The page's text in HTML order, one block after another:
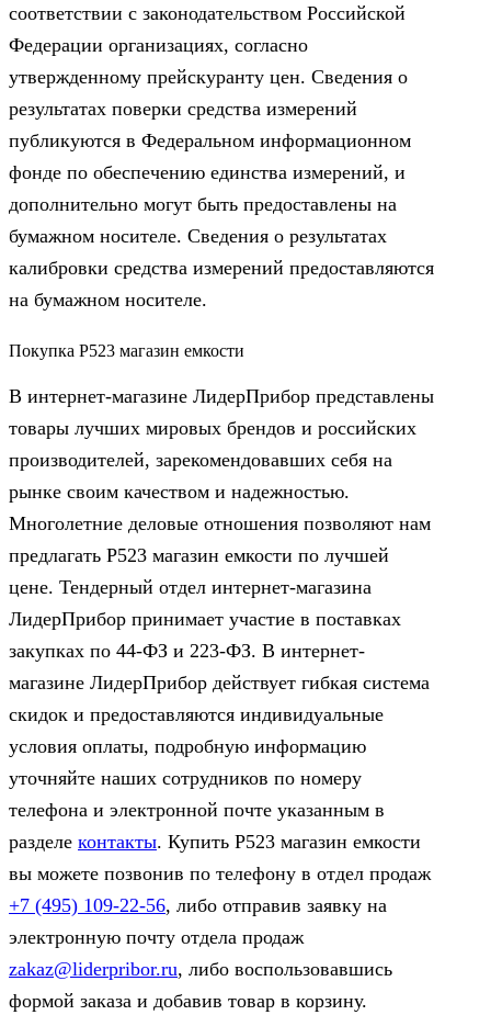
соответствии с законодательством Российской
Федерации организациях, согласно
утвержденному прейскуранту цен. Сведения о
результатах поверки средства измерений
публикуются в Федеральном информационном
фонде по обеспечению единства измерений, и
дополнительно могут быть предоставлены на
бумажном носителе. Сведения о результатах
калибровки средства измерений предоставляются
на бумажном носителе.
Покупка Р523 магазин емкости
В интернет-магазине ЛидерПрибор представлены
товары лучших мировых брендов и российских
производителей, зарекомендовавших себя на
рынке своим качеством и надежностью.
Многолетние деловые отношения позволяют нам
предлагать Р523 магазин емкости по лучшей
цене. Тендерный отдел интернет-магазина
ЛидерПрибор принимает участие в поставках
закупках по 44‑ФЗ и 223‑ФЗ. В интернет-
магазине ЛидерПрибор действует гибкая система
скидок и предоставляются индивидуальные
условия оплаты, подробную информацию
уточняйте наших сотрудников по номеру
телефона и электронной почте указанным в
разделе контакты. Купить Р523 магазин емкости
вы можете позвонив по телефону в отдел продаж
+7 (495) 109-22-56, либо отправив заявку на
электронную почту отдела продаж
zakaz@liderpribor.ru, либо воспользовавшись
формой заказа и добавив товар в корзину.